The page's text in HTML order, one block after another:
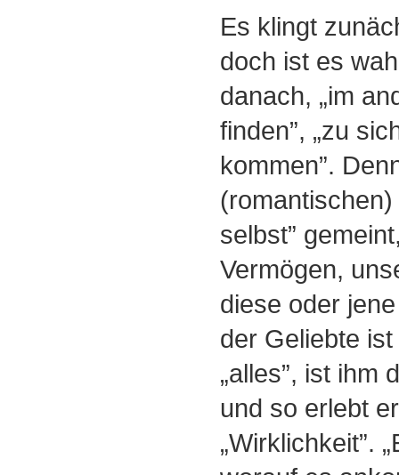
Es klingt
doch ist es
danach, „im
finden”, „zu
kommen”.
(romantischen)
selbst”
Vermögen,
diese oder
der Geliebte
„alles”, ist ihm
und so erlebt
„Wirklichkeit”.